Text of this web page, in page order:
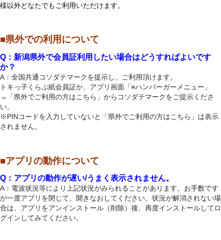
様以外どなたでもご利用いただけます。
■県外での利用について
Q：新潟県外で会員証利用したい場合はどうすればよいです
か？
A：全国共通コソダテマークを提示し、ご利用頂けます。
トキっ子くらぶ紙会員証か、アプリ画面「≡ハンバーガーメニュー」
→「県外でご利用の方はこちら」からコソダテマークをご提示くださ
い。
※PINコードを入力していないと「県外でご利用の方はこちら」は表示
されません。
■アプリの動作について
Q：アプリの動作が遅い/うまく表示されません。
A：電波状況等により上記状況がみられることがあります。お手数です
が一度アプリを閉じて、開きなおしてください。状況が解消されない場
合は、アプリをアンインストール（削除）後、再度インストールしてロ
グインしてみてください。